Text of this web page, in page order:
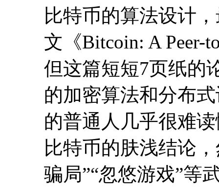
比特币的算法设计
文《Bitcoin: A Peer-
但这篇短短7页纸的
的加密算法和分布
的普通人几乎很难
比特币的肤浅结论
骗局”“忽悠游戏”等